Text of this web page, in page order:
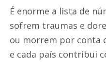
É enorme a lista de
sofrem traumas e
ou morrem por conta
e cada país contribui